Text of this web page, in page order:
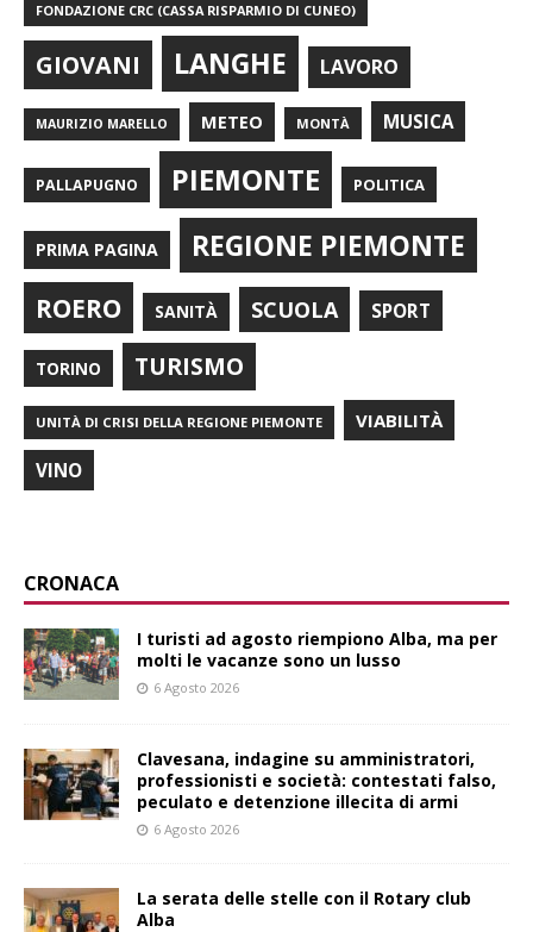
FONDAZIONE CRC (CASSA RISPARMIO DI CUNEO)
GIOVANI LANGHE LAVORO
MAURIZIO MARELLO METEO MONTÀ MUSICA
PALLAPUGNO PIEMONTE POLITICA
PRIMA PAGINA REGIONE PIEMONTE
ROERO SANITÀ SCUOLA SPORT
TORINO TURISMO
UNITÀ DI CRISI DELLA REGIONE PIEMONTE VIABILITÀ
VINO
CRONACA
I turisti ad agosto riempiono Alba, ma per
molti le vacanze sono un lusso
6 Agosto 2026
Clavesana, indagine su amministratori,
professionisti e società: contestati falso,
peculato e detenzione illecita di armi
6 Agosto 2026
La serata delle stelle con il Rotary club
Alba